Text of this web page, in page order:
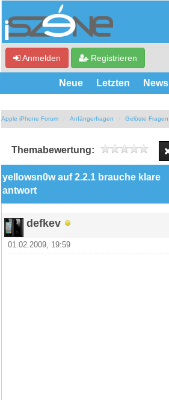
Anmelden Registrieren
Neue Letzten News
Apple iPhone Forum Anfängerfragen Gelöste Fragen
Themabewertung:
yellowsn0w auf 2.2.1 brauche klare
antwort
defkev
01.02.2009, 19:59